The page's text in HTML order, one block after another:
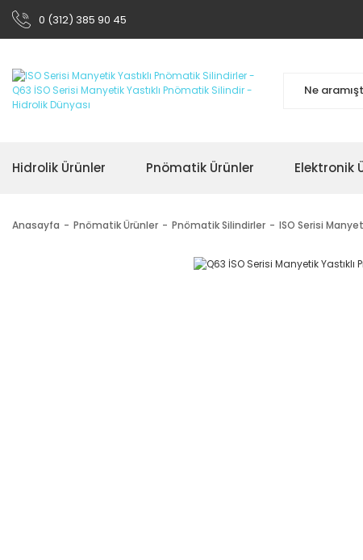
0 (312) 385 90 45
Hidrolik Ürünler Pnömatik Ürünler Elektronik
Anasayfa Pnömatik Ürünler Pnömatik Silindirler ISO Serisi